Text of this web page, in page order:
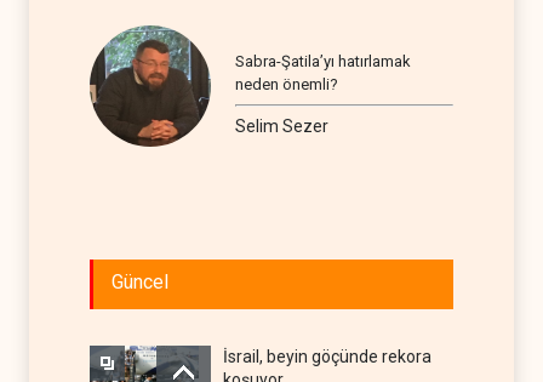
Sabra-Şatila’yı hatırlamak
neden önemli?
Selim Sezer
Güncel
İsrail, beyin göçünde rekora